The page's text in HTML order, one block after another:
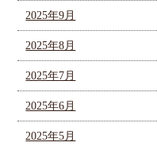
2025年9月
2025年8月
2025年7月
2025年6月
2025年5月